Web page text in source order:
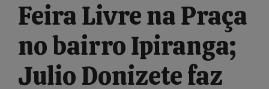
Feira Livre na Praça
no bairro Ipiranga;
Julio Donizete faz